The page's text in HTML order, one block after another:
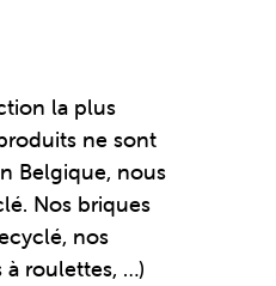
la plus
ne sont
Belgique, nous
Nos briques
nos
à roulettes, …)